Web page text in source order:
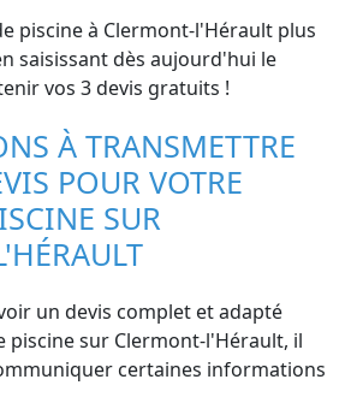
piscine à Clermont-l'Hérault plus
saisissant dès aujourd'hui le
vos 3 devis gratuits !
À TRANSMETTRE
POUR VOTRE
SUR
un devis complet et adapté
sur Clermont-l'Hérault, il
certaines informations